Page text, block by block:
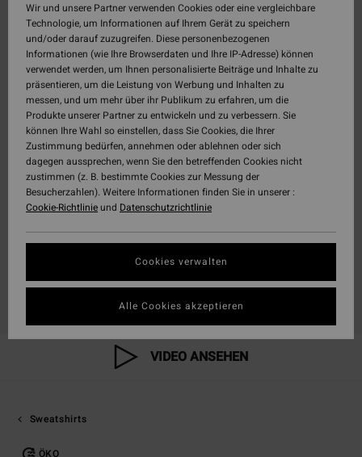
VIDEO ANSEHEN
Sweatshirts
ÖKO
Wir und unsere Partner verwenden Cookies oder eine vergleichbare
Technologie, um Informationen auf Ihrem Gerät zu speichern
und/oder darauf zuzugreifen. Diese personenbezogenen
Informationen (wie Ihre Browserdaten und Ihre IP-Adresse) können
verwendet werden, um Ihnen personalisierte Beiträge und Inhalte zu
präsentieren, um die Leistung von Werbung und Inhalten zu
messen, und um mehr über ihr Publikum zu erfahren, um die
Produkte unserer Partner zu entwickeln und zu verbessern. Sie
können Ihre Wahl so einstellen, dass Sie Cookies, die Ihrer
Zustimmung bedürfen, annehmen oder ablehnen oder sich
dagegen aussprechen, wenn Sie den betreffenden Cookies nicht
zustimmen (z. B. bestimmte Cookies zur Messung der
Besucherzahlen). Weitere Informationen finden Sie in unserer :
Cookie-Richtlinieund Datenschutzrichtlinie
Cookies verwalten
Alle Cookies akzeptieren